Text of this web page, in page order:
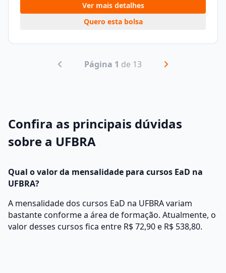
Ver mais detalhes
Quero esta bolsa
Página 1 de 13
Confira as principais dúvidas
sobre a UFBRA
Qual o valor da mensalidade para cursos EaD na
UFBRA?
A mensalidade dos cursos EaD na UFBRA variam
bastante conforme a área de formação. Atualmente, o
valor desses cursos fica entre R$ 72,90 e R$ 538,80.